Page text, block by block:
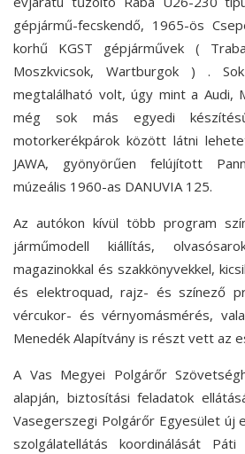
gépjármű-fecskendő, 1965-ös
korhű KGST gépjárművek (
Moszkvicsok, Wartburgok ) .
megtalálható volt, úgy mint a Audi,
még sok más egyedi
motorkerékpárok között látni
JAWA, gyönyörűen felújított
múzeális 1960-as DANUVIA 125.
Az autókon kívül több program
járműmodell kiállítás,
magazinokkal és szakkönyvekkel,
és elektroquad, rajz- és színező
vércukor- és vérnyomásmérés,
Menedék Alapítvány is részt vett az
A Vas Megyei Polgárőr
alapján, biztosítási feladatok
Vasegerszegi Polgárőr Egyesület új
szolgálatellátás koordinálását